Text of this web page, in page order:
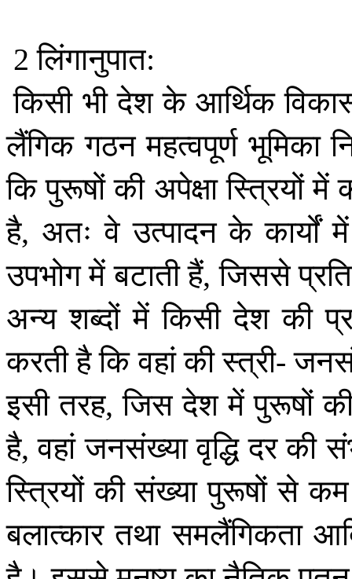
2लिंगानुपात:
किसी भी देश के आर्थिक
लैंगिक गठन महत्वपूर्ण भूमिका
कि पुरूषों की अपेक्षा स्त्रियों में
है, अतः वे उत्पादन के कार्यों में
उपभोगमेंबटातीहैं,जिससेप्रति
अन्य शब्दों में किसी देश की
करतीहैकिवहांकीस्त्री-
इसी तरह,जिस देश में पुरूषों
है,वहां जनसंख्या वृद्धि दर की
स्त्रियों की संख्या पुरूषों से कम
बलात्कार तथा समलैंगिकता